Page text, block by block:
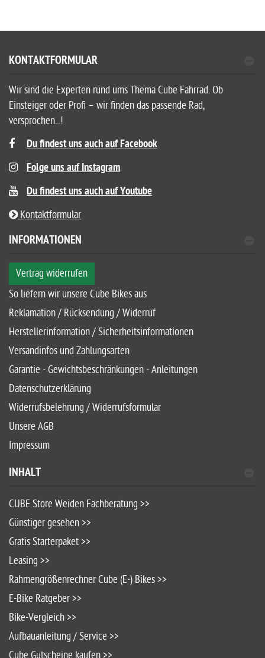
KONTAKTFORMULAR
Wir sind die Experten rund ums Thema Cube Fahrrad. Ob
Einsteiger oder Profi – wir finden das passende Rad,
versprochen...!
Du findest uns auch auf Facebook
Folge uns auf Instagram
Du findest uns auch auf Youtube
Kontaktformular
INFORMATIONEN
Vertrag widerrufen
So liefern wir unsere Cube Bikes aus
Reklamation / Rücksendung / Widerruf
Herstellerinformation / Sicherheitsinformationen
Versandinfos und Zahlungsarten
Garantie - Gewichtsbeschränkungen - Anleitungen
Datenschutzerklärung
Widerrufsbelehrung / Widerrufsformular
Unsere AGB
Impressum
INHALT
CUBE Store Weiden Fachberatung >>
Günstiger gesehen >>
Gratis Starterpaket >>
Leasing >>
Rahmengrößenrechner Cube (E-) Bikes >>
E-Bike Ratgeber >>
Bike-Vergleich >>
Aufbauanleitung / Service >>
Cube Gutscheine kaufen >>